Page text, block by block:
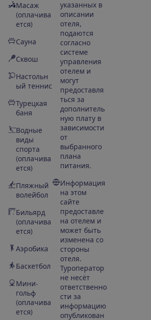
Масаж
(оплачива
ется)
Сауна
Сквош
Настольн
ый теннис
Турецкая
баня
Водные
виды
спорта
(оплачива
ется)
Пляжный
волейбол
Бильярд
(оплачива
ется)
Аэробика
Баскетбол
Мини-
гольф
(оплачива
ется)
указанных в
описании
отеля,
подаются
согласно
системе
управления
отелем и
могут
предоставля
ться за
дополнитель
ную плату в
зависимости
от
выбранного
плана
питания.
Информация
на этом
сайте
предоставле
на отелем и
может быть
изменена со
стороны
отеля.
Туроператор
не несёт
ответственно
сти за
информацию
опубликован